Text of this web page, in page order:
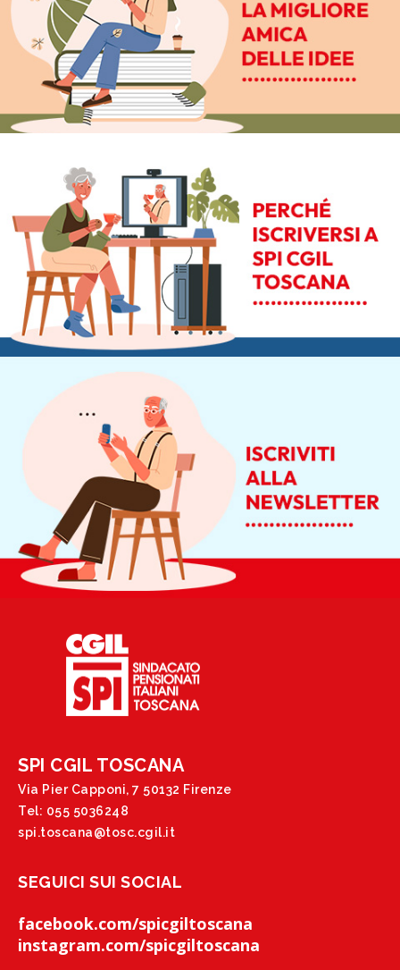
SPI CGIL TOSCANA
Via Pier Capponi, 7 50132 Firenze
Tel: 055 5036248
spi.toscana@tosc.cgil.it
SEGUICI SUI SOCIAL
facebook.com/spicgiltoscana
instagram.com/spicgiltoscana